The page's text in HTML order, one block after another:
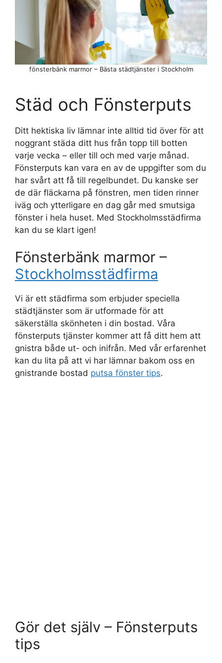
fönsterbänk marmor – Bästa städtjänster i Stockholm
Städ och Fönsterputs
Ditt hektiska liv lämnar inte alltid tid över för att
noggrant städa ditt hus från topp till botten
varje vecka – eller till och med varje månad.
Fönsterputs kan vara en av de uppgifter som du
har svårt att få till regelbundet. Du kanske ser
de där fläckarna på fönstren, men tiden rinner
iväg och ytterligare en dag går med smutsiga
fönster i hela huset. Med Stockholmsstädfirma
kan du se klart igen!
Fönsterbänk marmor –
Stockholmsstädfirma
Vi är ett städfirma som erbjuder speciella
städtjänster som är utformade för att
säkerställa skönheten i din bostad. Våra
fönsterputs tjänster kommer att få ditt hem att
gnistra både ut- och inifrån. Med vår erfarenhet
kan du lita på att vi har lämnar bakom oss en
gnistrande bostad putsa fönster tips.
Gör det själv – Fönsterputs
tips